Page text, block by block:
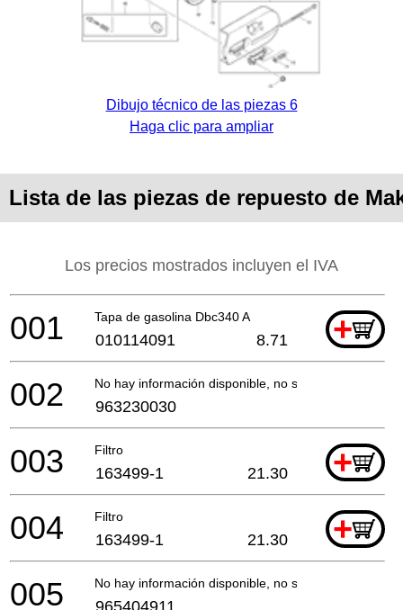
Dibujo técnico de las piezas 6
Haga clic para ampliar
Lista de las piezas de repuesto de
Los precios mostrados incluyen el IVA
Tapa de gasolina Dbc340 A +
001 010114091 8.71
No hay información disponible, no se puede pedir
002 963230030
Filtro +
003 163499-1 21.30
Filtro +
004 163499-1 21.30
No hay información disponible, no se puede pedir
005 965404911